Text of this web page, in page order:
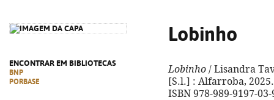
ENCONTRAR EM BIBLIOTECAS
BNP
PORBASE
Lobinho
Lobinho / Lisandra
[S.l.] : Alfarroba,
ISBN 978-989-9197-03-